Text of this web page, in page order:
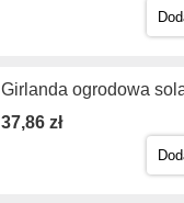
Girlanda ogrodowa
37,86 zł